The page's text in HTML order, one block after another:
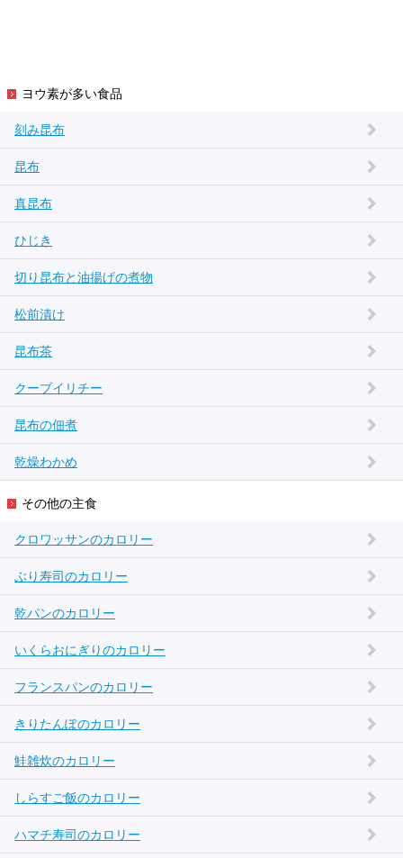
ヨウ素が多い食品
刻み昆布
昆布
真昆布
ひじき
切り昆布と油揚げの煮物
松前漬け
昆布茶
クーブイリチー
昆布の佃煮
乾燥わかめ
その他の主食
クロワッサンのカロリー
ぶり寿司のカロリー
乾パンのカロリー
いくらおにぎりのカロリー
フランスパンのカロリー
きりたんぽのカロリー
鮭雑炊のカロリー
しらすご飯のカロリー
ハマチ寿司のカロリー